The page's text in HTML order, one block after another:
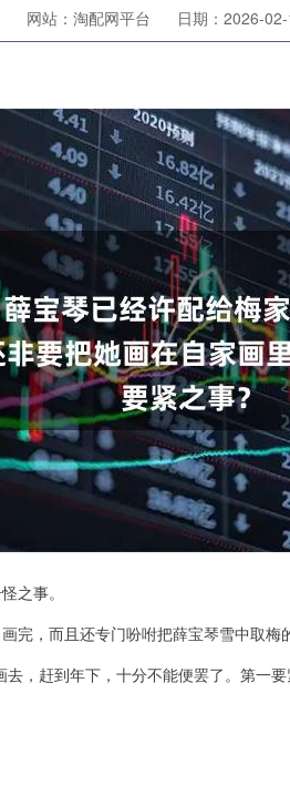
网站：淘配网平台 日期：2026-
之事。
完，而且还专门吩咐把薛宝琴雪中取梅
，赶到年下，十分不能便罢了。第一
1.02% 深